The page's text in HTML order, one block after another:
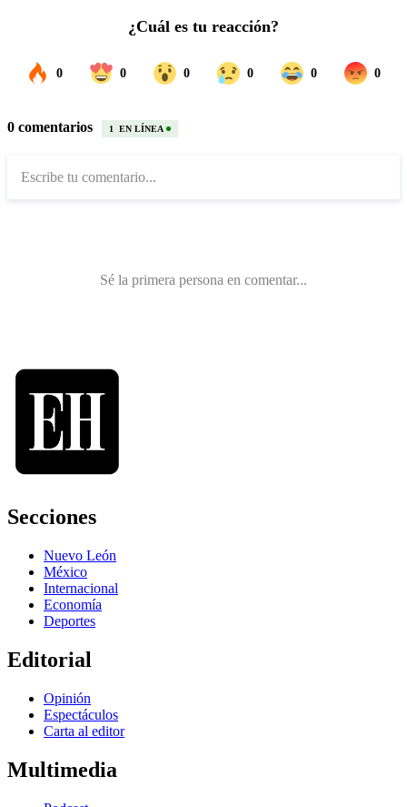
Secciones
Nuevo León
México
Internacional
Economía
Deportes
Editorial
Opinión
Espectáculos
Carta al editor
Multimedia